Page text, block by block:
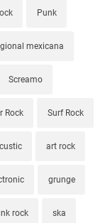
Punk
mexicana
Screamo
Rock Surf Rock
art rock
grunge
rock ska